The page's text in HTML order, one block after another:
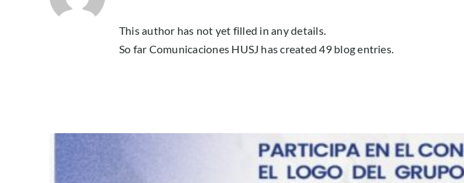
This author has not yet filled in any details.
So far Comunicaciones HUSJ has created 49 blog entries.